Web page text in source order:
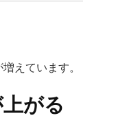
えています。
がる